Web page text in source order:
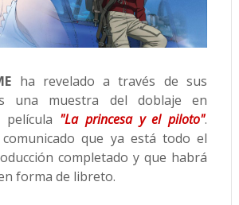
ha revelado a través de sus
una muestra del doblaje en
"La princesa y el piloto".
que ya está todo el
completado y que habrá
forma de libreto.